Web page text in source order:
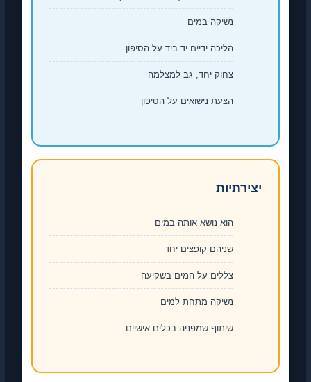
נשיקה במים
הליכה ידיים יד ביד על הסיפון
צחוק יחד, גב למצלמה
הצעת נישואים על הסיפון
יצירתיות
הוא נושא אותה במים
שניהם קופצים יחד
צללים על המים בשקיעה
נשיקה מתחת למים
שיתוף שמפניה בכלים אישיים